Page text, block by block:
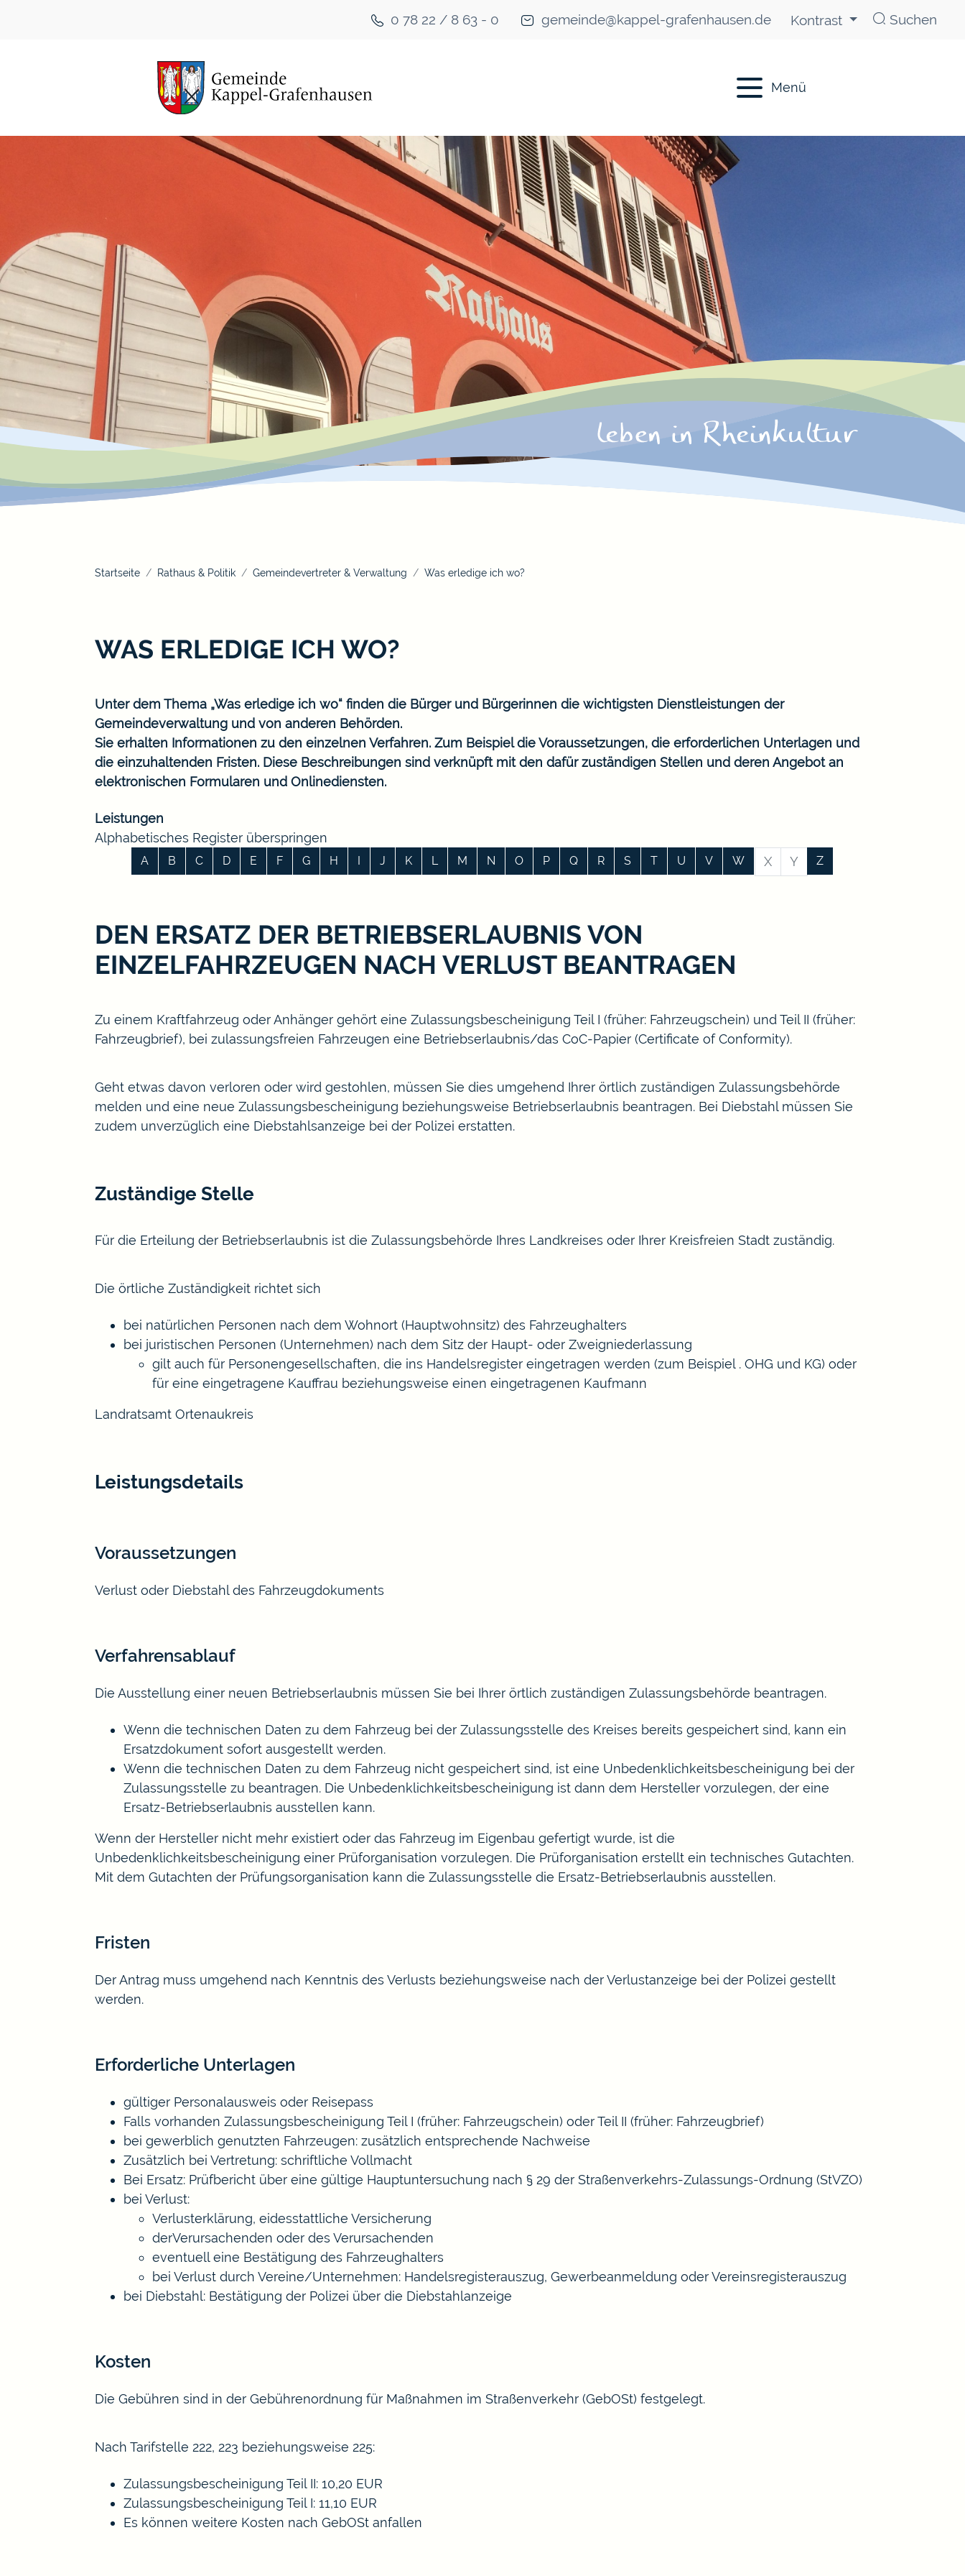
0 78 22 / 8 63 - 0 gemeinde@kappel-grafenhausen.de Kontrast Suchen
Menü
Startseite Rathaus & Politik Gemeindevertreter & Verwaltung Was erledige ich wo?
WAS ERLEDIGE ICH WO?
Unter dem Thema „Was erledige ich wo“ finden die Bürger und Bürgerinnen die wichtigsten Dienstleistungen der
Gemeindeverwaltung und von anderen Behörden.
Sie erhalten Informationen zu den einzelnen Verfahren. Zum Beispiel die Voraussetzungen, die erforderlichen Unterlagen und
die einzuhaltenden Fristen. Diese Beschreibungen sind verknüpft mit den dafür zuständigen Stellen und deren Angebot an
elektronischen Formularen und Onlinediensten.
Leistungen
Alphabetisches Register überspringen
A B C D E F G H I J K L M N O P Q R S T U V W X Y Z
DEN ERSATZ DER BETRIEBSERLAUBNIS VON
EINZELFAHRZEUGEN NACH VERLUST BEANTRAGEN
Zu einem Kraftfahrzeug oder Anhänger gehört eine Zulassungsbescheinigung Teil I (früher: Fahrzeugschein) und Teil II (früher:
Fahrzeugbrief), bei zulassungsfreien Fahrzeugen eine Betriebserlaubnis/das CoC-Papier (Certificate of Conformity).
Geht etwas davon verloren oder wird gestohlen, müssen Sie dies umgehend Ihrer örtlich zuständigen Zulassungsbehörde
melden und eine neue Zulassungsbescheinigung beziehungsweise Betriebserlaubnis beantragen. Bei Diebstahl müssen Sie
zudem unverzüglich eine Diebstahlsanzeige bei der Polizei erstatten.
Zuständige Stelle
Für die Erteilung der Betriebserlaubnis ist die Zulassungsbehörde Ihres Landkreises oder Ihrer Kreisfreien Stadt zuständig.
Die örtliche Zuständigkeit richtet sich
bei natürlichen Personen nach dem Wohnort (Hauptwohnsitz) des Fahrzeughalters
bei juristischen Personen (Unternehmen) nach dem Sitz der Haupt- oder Zweigniederlassung
gilt auch für Personengesellschaften, die ins Handelsregister eingetragen werden (zum Beispiel . OHG und KG) oder
für eine eingetragene Kauffrau beziehungsweise einen eingetragenen Kaufmann
Landratsamt Ortenaukreis
Leistungsdetails
Voraussetzungen
Verlust oder Diebstahl des Fahrzeugdokuments
Verfahrensablauf
Die Ausstellung einer neuen Betriebserlaubnis müssen Sie bei Ihrer örtlich zuständigen Zulassungsbehörde beantragen.
Wenn die technischen Daten zu dem Fahrzeug bei der Zulassungsstelle des Kreises bereits gespeichert sind, kann ein
Ersatzdokument sofort ausgestellt werden.
Wenn die technischen Daten zu dem Fahrzeug nicht gespeichert sind, ist eine Unbedenklichkeitsbescheinigung bei der
Zulassungsstelle zu beantragen. Die Unbedenklichkeitsbescheinigung ist dann dem Hersteller vorzulegen, der eine
Ersatz-Betriebserlaubnis ausstellen kann.
Wenn der Hersteller nicht mehr existiert oder das Fahrzeug im Eigenbau gefertigt wurde, ist die
Unbedenklichkeitsbescheinigung einer Prüforganisation vorzulegen. Die Prüforganisation erstellt ein technisches Gutachten.
Mit dem Gutachten der Prüfungsorganisation kann die Zulassungsstelle die Ersatz-Betriebserlaubnis ausstellen.
Fristen
Der Antrag muss umgehend nach Kenntnis des Verlusts beziehungsweise nach der Verlustanzeige bei der Polizei gestellt
werden.
Erforderliche Unterlagen
gültiger Personalausweis oder Reisepass
Falls vorhanden Zulassungsbescheinigung Teil I (früher: Fahrzeugschein) oder Teil II (früher: Fahrzeugbrief)
bei gewerblich genutzten Fahrzeugen: zusätzlich entsprechende Nachweise
Zusätzlich bei Vertretung: schriftliche Vollmacht
Bei Ersatz: Prüfbericht über eine gültige Hauptuntersuchung nach § 29 der Straßenverkehrs-Zulassungs-Ordnung (StVZO)
bei Verlust:
Verlusterklärung, eidesstattliche Versicherung
derVerursachenden oder des Verursachenden
eventuell eine Bestätigung des Fahrzeughalters
bei Verlust durch Vereine/Unternehmen: Handelsregisterauszug, Gewerbeanmeldung oder Vereinsregisterauszug
bei Diebstahl: Bestätigung der Polizei über die Diebstahlanzeige
Kosten
Die Gebühren sind in der Gebührenordnung für Maßnahmen im Straßenverkehr (GebOSt) festgelegt.
Nach Tarifstelle 222, 223 beziehungsweise 225:
Zulassungsbescheinigung Teil II: 10,20 EUR
Zulassungsbescheinigung Teil I: 11,10 EUR
Es können weitere Kosten nach GebOSt anfallen